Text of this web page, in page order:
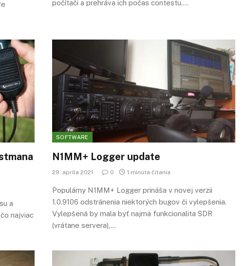
počítači a prehráva ich počas contestu.…
a
najviac
SOFTWARE
N1MM+ Logger update
29. apríla 2021 0 1 minúta čítania
Populárny N1MM+ Logger prináša v novej verzii
1.0.9106 odstránenia niektorých bugov či vylepšenia.
Vylepšená by mala byť najmä funkcionalita SDR
(vrátane servera),…